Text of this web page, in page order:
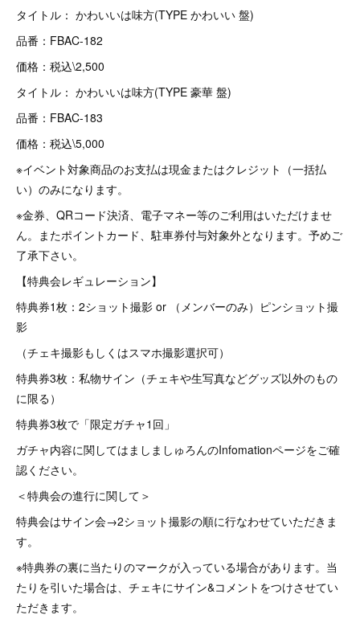
タイトル： かわいいは味方(TYPE かわいい 盤)
品番：FBAC-182
価格：税込\2,500
タイトル： かわいいは味方(TYPE 豪華 盤)
品番：FBAC-183
価格：税込\5,000
※イベント対象商品のお支払は現金またはクレジット（一括払
い）のみになります。
※金券、QRコード決済、電子マネー等のご利用はいただけませ
ん。またポイントカード、駐車券付与対象外となります。予めご
了承下さい。
【特典会レギュレーション】
特典券1枚：2ショット撮影 or （メンバーのみ）ピンショット撮
影
（チェキ撮影もしくはスマホ撮影選択可）
特典券3枚：私物サイン（チェキや生写真などグッズ以外のもの
に限る）
特典券3枚で「限定ガチャ1回」
ガチャ内容に関してはましましゅろんのInfomationページをご確
認ください。
＜特典会の進行に関して＞
特典会はサイン会→2ショット撮影の順に行なわせていただきま
す。
※特典券の裏に当たりのマークが入っている場合があります。当
たりを引いた場合は、チェキにサイン&コメントをつけさせてい
ただきます。